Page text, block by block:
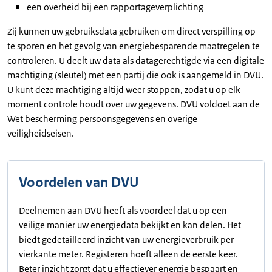
een overheid bij een rapportageverplichting
Zij kunnen uw gebruiksdata gebruiken om direct verspilling op
te sporen en het gevolg van energiebesparende maatregelen te
controleren. U deelt uw data als datagerechtigde via een digitale
machtiging (sleutel) met een partij die ook is aangemeld in DVU.
U kunt deze machtiging altijd weer stoppen, zodat u op elk
moment controle houdt over uw gegevens. DVU voldoet aan de
Wet bescherming persoonsgegevens en overige
veiligheidseisen.
Voordelen van DVU
Deelnemen aan DVU heeft als voordeel dat u op een
veilige manier uw energiedata bekijkt en kan delen. Het
biedt gedetailleerd inzicht van uw energieverbruik per
vierkante meter. Registeren hoeft alleen de eerste keer.
Beter inzicht zorgt dat u effectiever energie bespaart en